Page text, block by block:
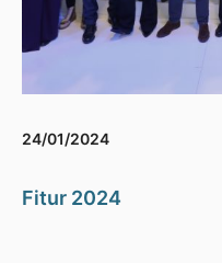
24/01/2024
Fitur 2024